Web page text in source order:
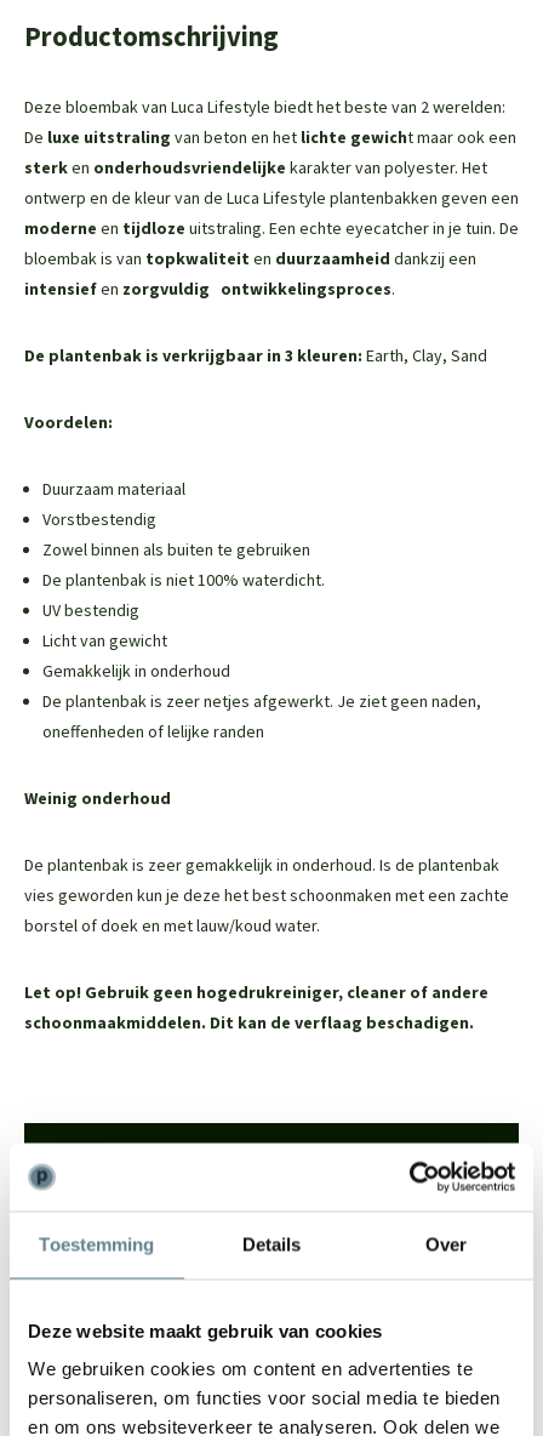
Toestemming Details Over
Deze website maakt gebruik van cookies
We gebruiken cookies om content en advertenties te
personaliseren, om functies voor social media te bieden
en om ons websiteverkeer te analyseren. Ook delen we
Productomschrijving
Deze bloembak van Luca Lifestyle biedt het beste van 2 werelden:
De luxe uitstraling van beton en het lichte gewicht maar ook een
sterken onderhoudsvriendelijke karakter van polyester. Het
ontwerp en de kleur van de Luca Lifestyle plantenbakken geven een
moderne en tijdloze uitstraling. Een echte eyecatcher in je tuin. De
bloembak is van topkwaliteit en duurzaamheid dankzij een
intensiefen zorgvuldig ontwikkelingsproces.
De plantenbak is verkrijgbaar in 3 kleuren: Earth, Clay, Sand
Voordelen:
Duurzaam materiaal
Vorstbestendig
Zowel binnen als buiten te gebruiken
De plantenbak is niet 100% waterdicht.
UV bestendig
Licht van gewicht
Gemakkelijk in onderhoud
De plantenbak is zeer netjes afgewerkt. Je ziet geen naden,
oneffenheden of lelijke randen
Weinig onderhoud
De plantenbak is zeer gemakkelijk in onderhoud. Is de plantenbak
vies geworden kun je deze het best schoonmaken met een zachte
borstel of doek en met lauw/koud water.
Let op! Gebruik geen hogedrukreiniger, cleaner of andere
schoonmaakmiddelen. Dit kan de verflaag beschadigen.
team!
Start chat
Mailinfo@polyesterplantenbakken.nl
Whatsapp0344-228104